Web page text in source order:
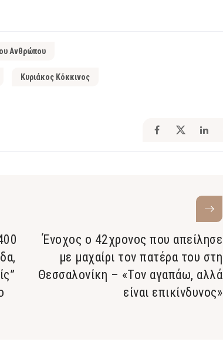
Ανθρώπου
Κυριάκος Κόκκινος
Ένοχος ο 42χρονος που απείλησε
με μαχαίρι τον πατέρα του στη
Θεσσαλονίκη – «Τον αγαπάω, αλλά
είναι επικίνδυνος»